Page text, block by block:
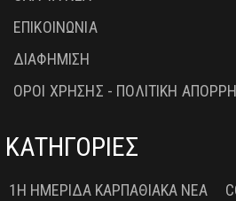
ΕΠΙΚΟΙΝΩΝΙΑ
ΔΙΑΦΗΜΙΣΗ
ΟΡΟΙ ΧΡΗΣΗΣ - ΠΟΛΙΤΙΚΗ
ΚΑΤΗΓΟΡΙΕΣ
1Η ΗΜΕΡΊΔΑ ΚΑΡΠΑΘΙΑΚΆ ΝΈΑ